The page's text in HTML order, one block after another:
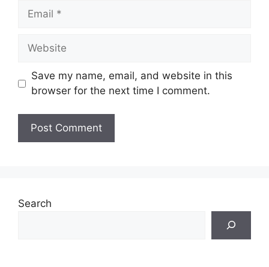
Email
Website
Save my name, email, and website in this
browser for the next time I comment.
Search